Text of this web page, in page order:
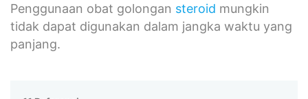
Penggunaan obat golongan steroid mungkin
tidak dapat digunakan dalam jangka waktu yang
panjang.